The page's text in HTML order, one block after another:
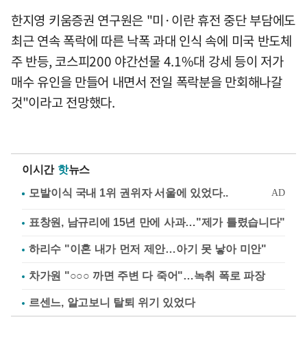
한지영 키움증권 연구원은 "미·이란 휴전 중단 부담에도
최근 연속 폭락에 따른 낙폭 과대 인식 속에 미국 반도체
주 반등, 코스피200 야간선물 4.1%대 강세 등이 저가
매수 유인을 만들어 내면서 전일 폭락분을 만회해나갈
것"이라고 전망했다.
이시간 핫뉴스
표창원, 남규리에 15년 만에 사과…"제가 틀렸습니다"
하리수 "이혼 내가 먼저 제안…아기 못 낳아 미안"
차가원 "○○○ 까면 주변 다 죽어"…녹취 폭로 파장
르센느, 알고보니 탈퇴 위기 있었다